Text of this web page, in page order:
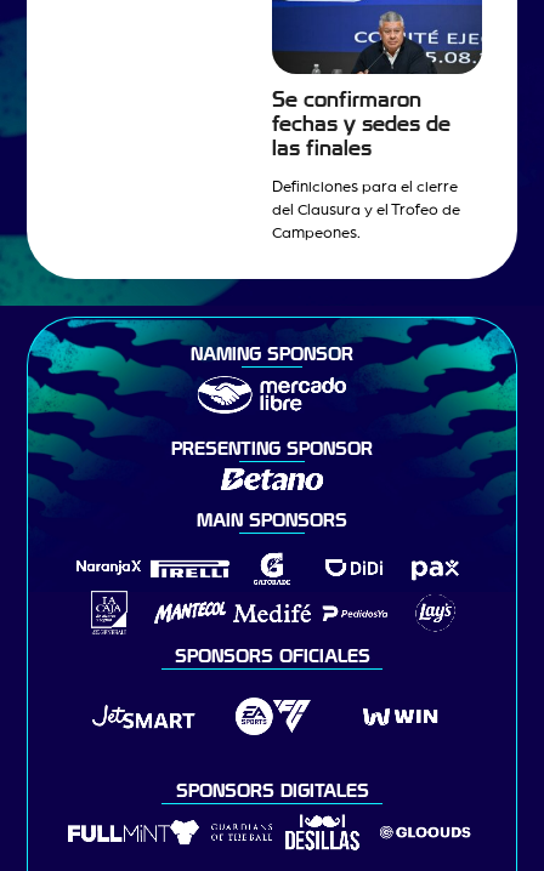
Se confirmaron
fechas y sedes de
las finales
Definiciones para el cierre
del Clausura y el Trofeo de
Campeones.
NAMING SPONSOR
PRESENTING SPONSOR
MAIN SPONSORS
SPONSORS OFICIALES
SPONSORS DIGITALES